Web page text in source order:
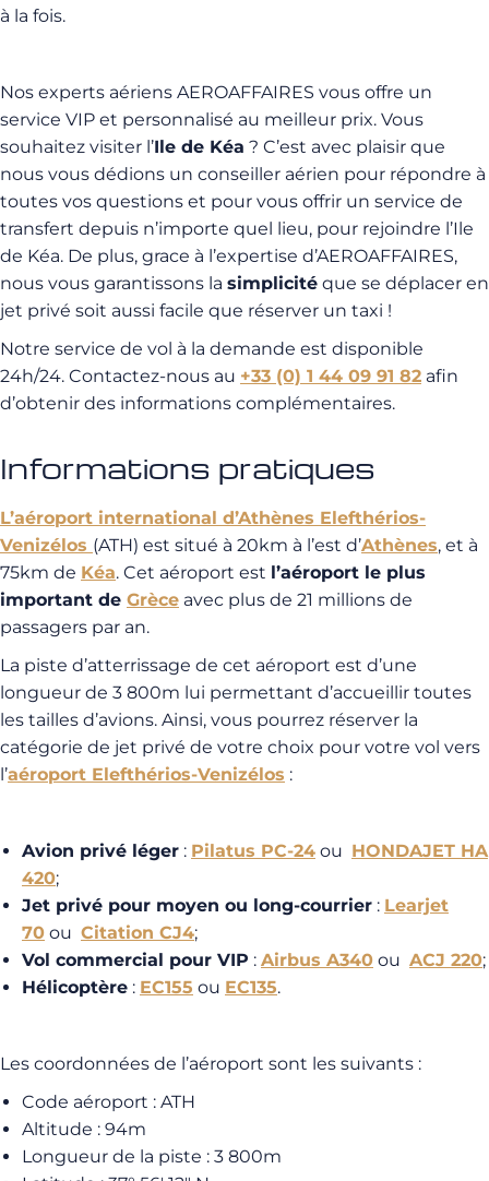
à la fois.
Nos experts aériens AEROAFFAIRES vous offre un
service VIP et personnalisé au meilleur prix. Vous
souhaitez visiter l’Ile de Kéa ? C’est avec plaisir que
nous vous dédions un conseiller aérien pour répondre à
toutes vos questions et pour vous offrir un service de
transfert depuis n’importe quel lieu, pour rejoindre l’Ile
de Kéa. De plus, grace à l’expertise d’AEROAFFAIRES,
nous vous garantissons la simplicité que se déplacer en
jet privé soit aussi facile que réserver un taxi !
Notre service de vol à la demande est disponible
24h/24. Contactez-nous au +33 (0) 1 44 09 91 82 afin
d’obtenir des informations complémentaires.
Informations pratiques
L’aéroport international d’Athènes Elefthérios-
Venizélos (ATH) est situé à 20km à l’est d’Athènes, et à
75km de Kéa. Cet aéroport est l’aéroport le plus
important de Grèce avec plus de 21 millions de
passagers par an.
La piste d’atterrissage de cet aéroport est d’une
longueur de 3 800m lui permettant d’accueillir toutes
les tailles d’avions. Ainsi, vous pourrez réserver la
catégorie de jet privé de votre choix pour votre vol vers
l’aéroport Elefthérios-Venizélos :
Avion privé léger : Pilatus PC-24 ou HONDAJET HA
420;
Jet privé pour moyen ou long-courrier : Learjet
70 ou Citation CJ4;
Vol commercial pour VIP : Airbus A340 ou ACJ 220;
Hélicoptère : EC155 ou EC135.
Les coordonnées de l’aéroport sont les suivants :
Code aéroport : ATH
Altitude : 94m
Longueur de la piste : 3 800m